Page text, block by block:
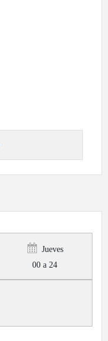
Jueves
00 a 24